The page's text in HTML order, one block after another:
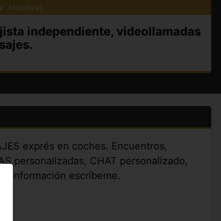
Hombres
independiente, videollamadas
exprés en coches. Encuentros,
personalizadas, CHAT personalizado,
información escríbeme.